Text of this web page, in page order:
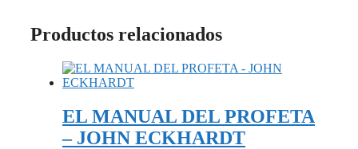
Productos relacionados
EL MANUAL DEL PROFETA
– JOHN ECKHARDT